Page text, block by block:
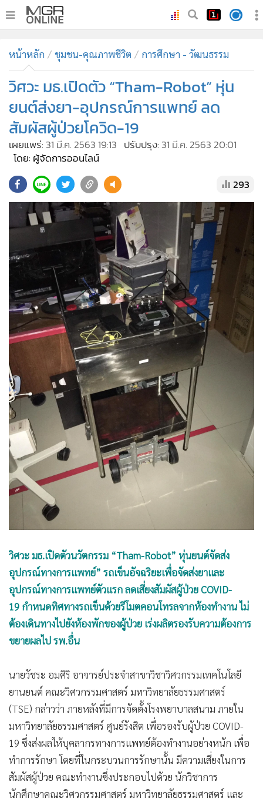
ทันเหตุการณ์
• ภาคใต้
ภูมิภาค
Online Section
• บันเทิง
ผู้จัดการรายวัน
• ละคร
CbizReview
• Cyber BIZ
ผู้จัดกวน
• Good health & Well-being
Green Innovation & SD
• Management & HR
• MGR Live
• Infographic
• ท่องเที่ยว
• กีฬา
•
ต่างประเทศ
• Special Scoop
•
เศรษฐกิจ-ธุรกิจ
• จีน
• ชุมชน-คุณภาพชีวิต
•
อาชญากรรม
Motoring
• วิทยาศาสตร์
• SMEs
• หุ้น
• อินโดจีน
• กองทุนรวม
• Celeb Online
• ญี่ปุ่น
Gotomanager
หน้าหลัก ชุมชน-คุณภาพชีวิต การศึกษา - วัฒนธรรม
วิศวะ มธ.เปิดตัว “Tham-Robot” หุ่น
ยนต์ส่งยา-อุปกรณ์การแพทย์ ลด
สัมผัสผู้ป่วยโควิด-19
เผยแพร่: 31 มี.ค. 2563 19:13 ปรับปรุง: 31 มี.ค. 2563 20:01
โดย: ผู้จัดการออนไลน์
293
วิศวะ มธ.เปิดตัวนวัตกรรม “Tham-Robot” หุ่นยนต์จัดส่ง
อุปกรณ์ทางการแพทย์” รถเข็นอัจฉริยะเพื่อจัดส่งยาและ
อุปกรณ์ทางการแพทย์ตัวแรก ลดเสี่ยงสัมผัสผู้ป่วย COVID-
19 กำหนดทิศทางรถเข็นด้วยรีโมตคอนโทรลจากห้องทำงาน ไม่
ต้องเดินทางไปยังห้องพักของผู้ป่วย เร่งผลิตรองรับความต้องการ
ขยายผลไป รพ.อื่น
นายวัชระ อมศิริ อาจารย์ประจำสาขาวิชาวิศวกรรมเทคโนโลยี
ยานยนต์ คณะวิศวกรรมศาสตร์ มหาวิทยาลัยธรรมศาสตร์
(TSE) กล่าวว่า ภายหลังที่มีการจัดตั้งโรงพยาบาลสนาม ภายใน
มหาวิทยาลัยธรรมศาสตร์ ศูนย์รังสิต เพื่อรองรับผู้ป่วย COVID-
19 ซึ่งส่งผลให้บุคลากรทางการแพทย์ต้องทำงานอย่างหนัก เพื่อ
ทำการรักษา โดยที่ในกระบวนการรักษานั้น มีความเสี่ยงในการ
สัมผัสผู้ป่วย คณะทำงานซึ่งประกอบไปด้วย นักวิชาการ
นักศึกษาคณะวิศวกรรมศาสตร์ มหาวิทยาลัยธรรมศาสตร์ และ